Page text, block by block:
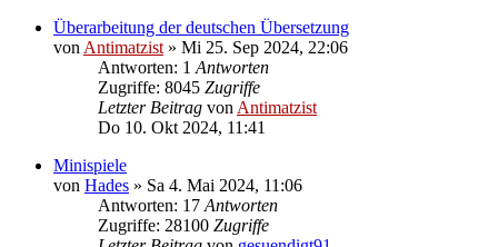
Überarbeitung der deutschen Übersetzung
von Antimatzist » Mi 25. Sep 2024, 22:06
Antworten: 1 Antworten
Zugriffe: 8045 Zugriffe
Letzter Beitrag von Antimatzist
Do 10. Okt 2024, 11:41
Minispiele
von Hades » Sa 4. Mai 2024, 11:06
Antworten: 17 Antworten
Zugriffe: 28100 Zugriffe